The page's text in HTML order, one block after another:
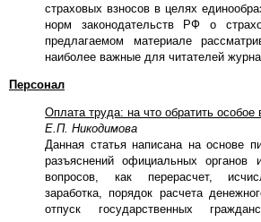
страховых взносов в целях
норм законодательств РФ о
предлагаемом материале
наиболее важные для читателей
Персонал
Оплата труда: на что обратить особое
Е.П. Никодимова
Данная статья написана на основе
разъяснений официальных органов
вопросов, как перерасчет,
заработка, порядок расчета
отпуск государственных